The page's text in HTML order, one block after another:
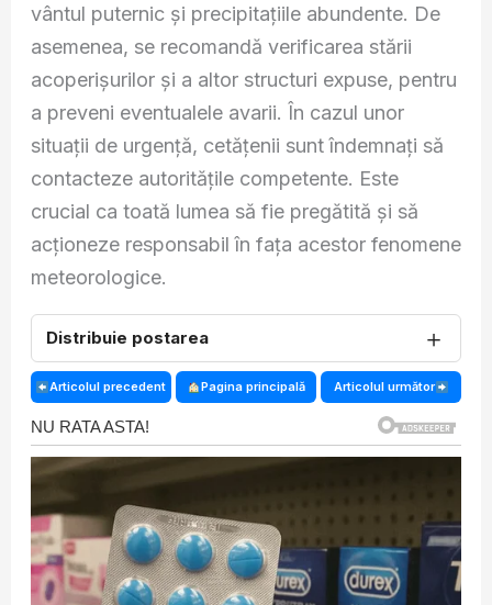
vântul puternic și precipitațiile abundente. De
asemenea, se recomandă verificarea stării
acoperișurilor și a altor structuri expuse, pentru
a preveni eventualele avarii. În cazul unor
situații de urgență, cetățenii sunt îndemnați să
contacteze autoritățile competente. Este
crucial ca toată lumea să fie pregătită și să
acționeze responsabil în fața acestor fenomene
meteorologice.
Distribuie postarea ＋
Articolul precedent Pagina principală Articolul următor